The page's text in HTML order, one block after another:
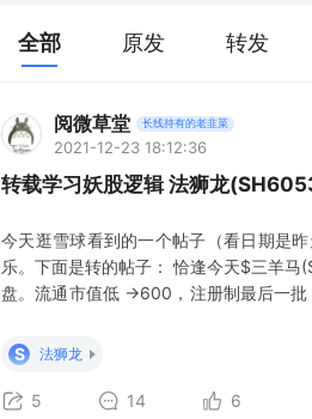
全部 原发 转发
阅微草堂 长线持有的老韭菜
2021-12-23 18:12:36
转载学习妖股逻辑 法狮龙
今天逛雪球看到的一个帖子（看日期是
乐。下面是转的帖子： 恰逢今天$三羊
盘。流通市值低 →600，注册制最后一
三龙吃三马 ，看起来就是卡位的意思。
S 法狮龙
5 14 6